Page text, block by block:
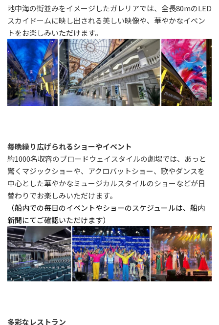
地中海の街並みをイメージしたガレリアでは、全長80mのLED
スカイドームに映し出される美しい映像や、華やかなイベン
トをお楽しみいただけます。
毎晩繰り広げられるショーやイベント
約1000名収容のブロードウェイスタイルの劇場では、あっと
驚くマジックショーや、アクロバットショー、歌やダンスを
中心とした華やかなミュージカルスタイルのショーなどが日
替わりでお楽しみいただけます。
（船内での毎日のイベントやショーのスケジュールは、船内
新聞にてご確認いただけます）
多彩なレストラン